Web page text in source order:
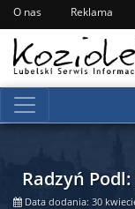
O nas Reklama
Radzyń
Data dodania: 30